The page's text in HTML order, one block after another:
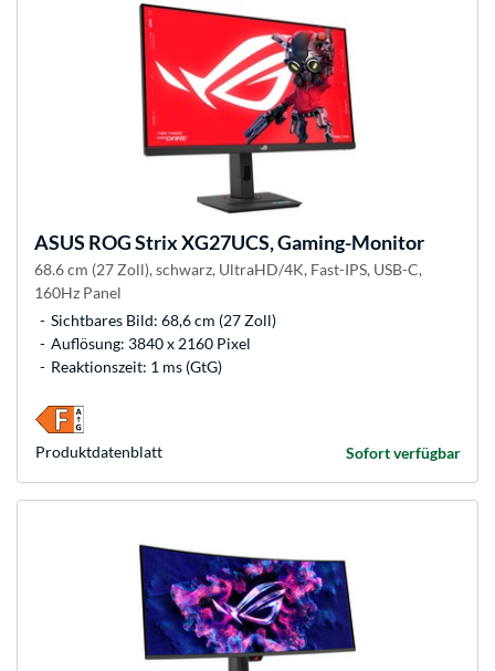
ASUS ROG Strix XG27UCS, Gaming-Monitor
68.6 cm (27 Zoll), schwarz, UltraHD/4K, Fast-IPS, USB-C,
160Hz Panel
Sichtbares Bild: 68,6 cm (27 Zoll)
Auflösung: 3840 x 2160 Pixel
Reaktionszeit: 1 ms (GtG)
Sofort verfügbar
Produkt­datenblatt